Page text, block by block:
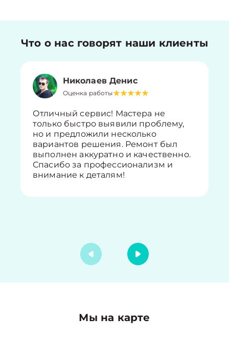
Что о нас говорят наши клиенты
Николаев Денис
Оценка работы
Отличный сервис! Мастера не
только быстро выявили проблему,
но и предложили несколько
вариантов решения. Ремонт был
выполнен аккуратно и качественно.
Спасибо за профессионализм и
внимание к деталям!
Мы на карте